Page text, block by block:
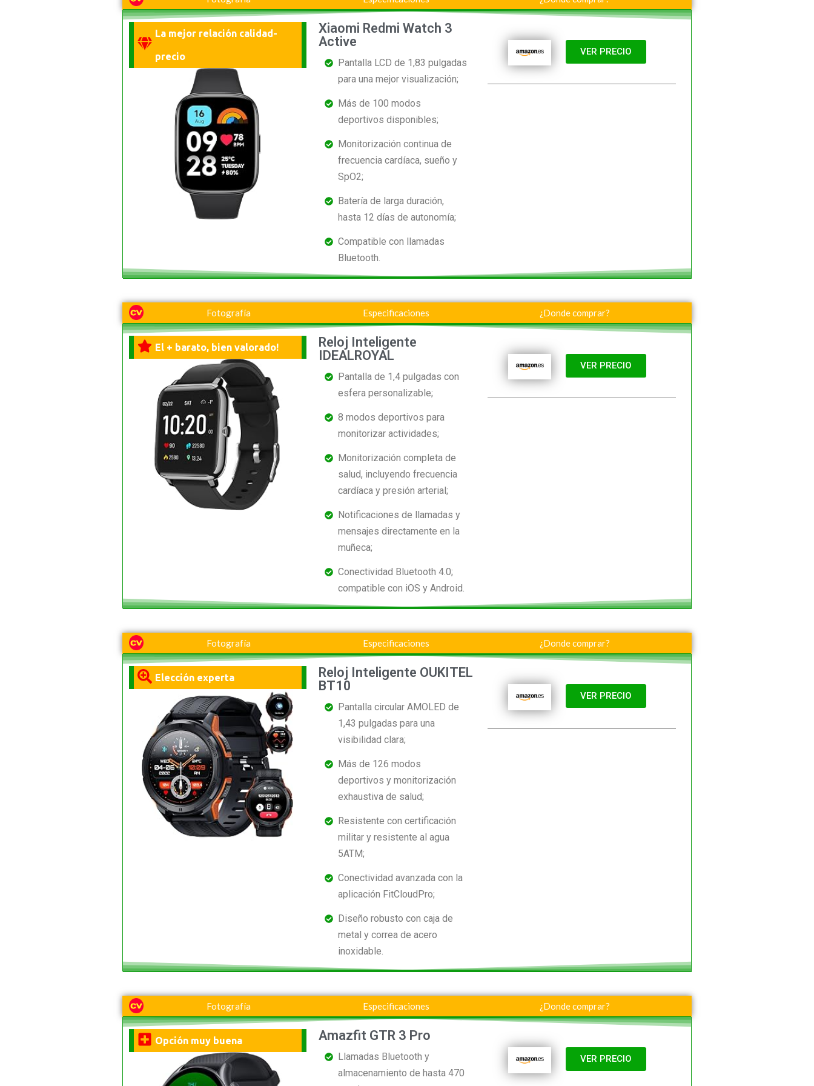
La mejor relación calidad-
precio
Xiaomi Redmi Watch 3
Active
Pantalla LCD de 1,83 pulgadas
para una mejor visualización;
Más de 100 modos
deportivos disponibles;
Monitorización continua de
frecuencia cardíaca, sueño y
SpO2;
Batería de larga duración,
hasta 12 días de autonomía;
Compatible con llamadas
Bluetooth.
VER PRECIO
Fotografía Especificaciones ¿Donde comprar?
El + barato, bien valorado!
Reloj Inteligente
IDEALROYAL
Pantalla de 1,4 pulgadas con
esfera personalizable;
8 modos deportivos para
monitorizar actividades;
Monitorización completa de
salud, incluyendo frecuencia
cardíaca y presión arterial;
Notificaciones de llamadas y
mensajes directamente en la
muñeca;
Conectividad Bluetooth 4.0;
compatible con iOS y Android.
VER PRECIO
Fotografía Especificaciones ¿Donde comprar?
Elección experta
Reloj Inteligente OUKITEL
BT10
Pantalla circular AMOLED de
1,43 pulgadas para una
visibilidad clara;
Más de 126 modos
deportivos y monitorización
exhaustiva de salud;
Resistente con certificación
militar y resistente al agua
5ATM;
Conectividad avanzada con la
aplicación FitCloudPro;
Diseño robusto con caja de
metal y correa de acero
inoxidable.
VER PRECIO
Fotografía Especificaciones ¿Donde comprar?
Opción muy buena Amazfit GTR 3 Pro
Llamadas Bluetooth y
almacenamiento de hasta 470
VER PRECIO